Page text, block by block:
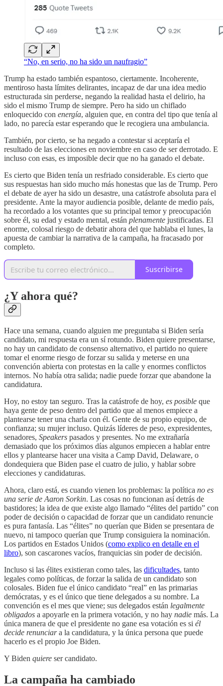
“No, en serio, no ha sido un naufragio”
Trump ha estado también espantoso, ciertamente. Incoherente,
mentiroso hasta límites delirantes, incapaz de dar una idea medio
estructurada sin perderse, negando la realidad hasta el delirio, ha
sido el mismo Trump de siempre. Pero ha sido un chiflado
enloquecido con energía, alguien que, en contra del tipo que tenía al
lado, no parecía estar esperando que le recogiera una ambulancia.
También, por cierto, se ha negado a contestar si aceptaría el
resultado de las elecciones en noviembre en caso de ser derrotado. E
incluso con esas, es imposible decir que no ha ganado el debate.
Es cierto que Biden tenía un resfriado considerable. Es cierto que
sus respuestas han sido mucho más honestas que las de Trump. Pero
el debate de ayer ha sido un desastre, una catástrofe absoluta para el
presidente. Ante la mayor audiencia posible, delante de medio país,
ha recordado a los votantes que su principal temor y preocupación
sobre él, su edad y estado mental, están plenamente justificadas. El
enorme, colosal riesgo de debatir ahora del que hablaba el lunes, la
apuesta de cambiar la narrativa de la campaña, ha fracasado por
completo.
Suscribirse
¿Y ahora qué?
Hace una semana, cuando alguien me preguntaba si Biden sería
candidato, mi respuesta era un sí rotundo. Biden quiere presentarse,
no hay un candidato de consenso alternativo, el partido no quiere
tomar el enorme riesgo de forzar su salida y meterse en una
convención abierta con protestas en la calle y enormes conflictos
internos. No había otra salida; nadie puede forzar que abandone la
candidatura.
Hoy, no estoy tan seguro. Tras la catástrofe de hoy, es posible que
haya gente de peso dentro del partido que al menos empiece a
plantearse tener una charla con él. Gente de su propio equipo, de
confianza; su mujer incluso. Quizás líderes de peso, expresidentes,
senadores, Speakers pasados y presentes. No me extrañaría
demasiado que los próximos días algunos empiecen a hablar entre
ellos y plantearse hacer una visita a Camp David, Delaware, o
dondequiera que Biden pase el cuatro de julio, y hablar sobre
elecciones y candidaturas.
Ahora, claro está, es cuando vienen los problemas: la política no es
una serie de Aaron Sorkin. Las cosas no funcionan así detrás de
bastidores; la idea de que existe algo llamado “élites del partido” con
poder de decisión o capacidad de forzar que un candidato renuncie
es pura fantasía. Las “élites” no querían que Biden se presentara de
nuevo, ni tampoco querían que Trump consiguiera la nominación.
Los partidos en Estados Unidos (como explico en detalle en el
libro), son cascarones vacíos, franquicias sin poder de decisión.
Incluso si las élites existieran como tales, las dificultades, tanto
legales como políticas, de forzar la salida de un candidato son
colosales. Biden fue el único candidato “real” en las primarias
demócratas, y es el único que tiene delegados a su nombre. La
convención es el mes que viene; sus delegados están legalmente
obligados a apoyarle en la primera votación, y no hay nadie más. La
única manera de que el presidente no gane esa votación es si él
decide renunciara la candidatura, y la única persona que puede
hacerlo es el propio Joe Biden.
Y Biden quiere ser candidato.
La campaña ha cambiado